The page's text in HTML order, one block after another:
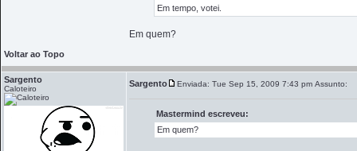
Em tempo, votei.
Em quem?
Voltar ao Topo
Sargento
Caloteiro
Sargento Enviada: Tue Sep 15, 2009 7:43 pm Assunto:
Mastermind escreveu:
Em quem?